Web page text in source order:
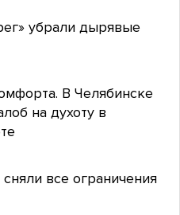
убрали дырявые
В Челябинске
на духоту в
все ограничения